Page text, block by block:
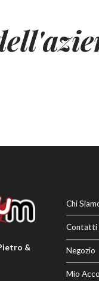
&
Chi
Contatti
Negozio
Mio